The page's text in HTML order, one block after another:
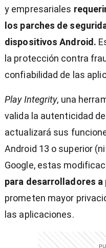
y empresariales
los parches de
dispositivos Android.
la protección contra
confiabilidad de las
Play Integrity, una
valida la autenticidad
actualizará sus
Android 13 o superior
Google, estas
para desarrolladores a
prometen mayor
las aplicaciones.